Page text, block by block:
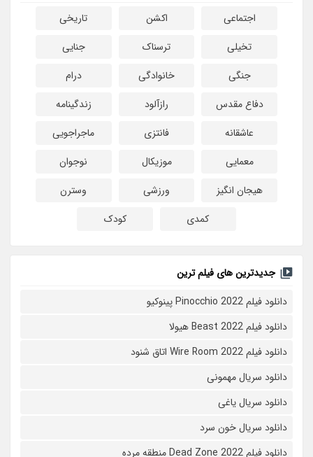
اجتماعی
اکشن
تاریخی
تخیلی
ترسناک
جنایی
جنگی
خانوادگی
درام
دفاع مقدس
رازآلود
زندگینامه
عاشقانه
فانتزی
ماجراجویی
معمایی
موزیکال
نوجوان
هیجان انگیز
ورزشی
وسترن
کمدی
کودک
جدیدترین های فیلم ترین
دانلود فیلم Pinocchio 2022 پینوکیو
دانلود فیلم Beast 2022 هیولا
دانلود فیلم Wire Room 2022 اتاق شنود
دانلود سریال مهمونی
دانلود سریال یاغی
دانلود سریال خون سرد
دانلود فیلم 2022 Dead Zone منطقه مرده